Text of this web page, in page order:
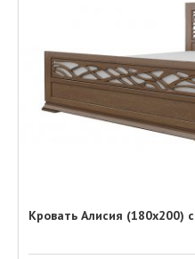
Кровать Алисия (180x200)